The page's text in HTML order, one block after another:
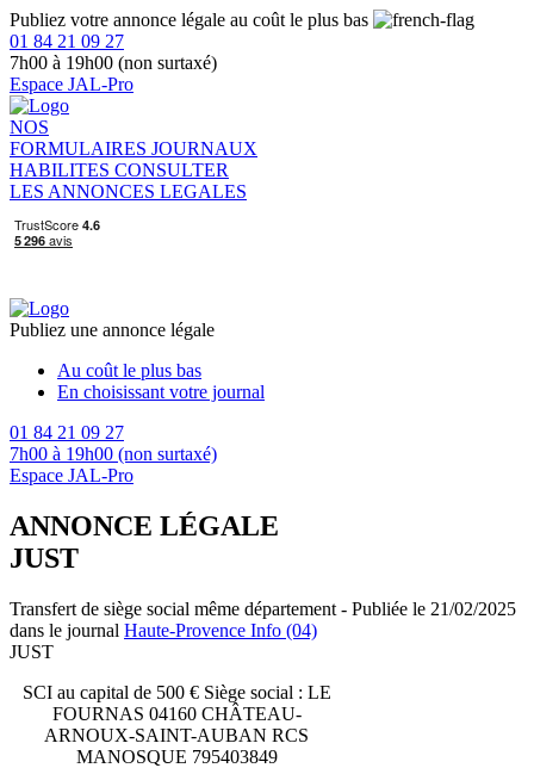
Publiez votre annonce légale au coût le plus bas
01 84 21 09 27
7h00 à 19h00 (non surtaxé)
Espace JAL-Pro
NOS
FORMULAIRES JOURNAUX
HABILITES CONSULTER
LES ANNONCES LEGALES
Publiez une annonce légale
Au coût le plus bas
En choisissant votre journal
01 84 21 09 27
7h00 à 19h00 (non surtaxé)
Espace JAL-Pro
ANNONCE LÉGALE
JUST
Transfert de siège social même département - Publiée le 21/02/2025
dans le journal Haute-Provence Info (04)
JUST
SCI au capital de 500 € Siège social : LE
FOURNAS 04160 CHÂTEAU-
ARNOUX-SAINT-AUBAN RCS
MANOSQUE 795403849